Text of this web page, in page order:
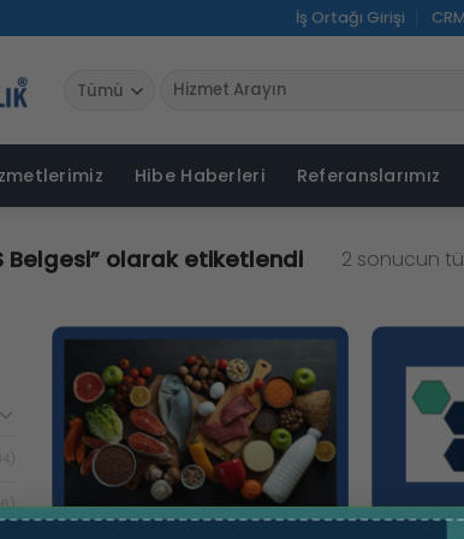
İş Ortağı Girişi
Ara:
Hibe Haberleri Referanslarımız
Belgesi” olarak etiketlendi 2 sonucun